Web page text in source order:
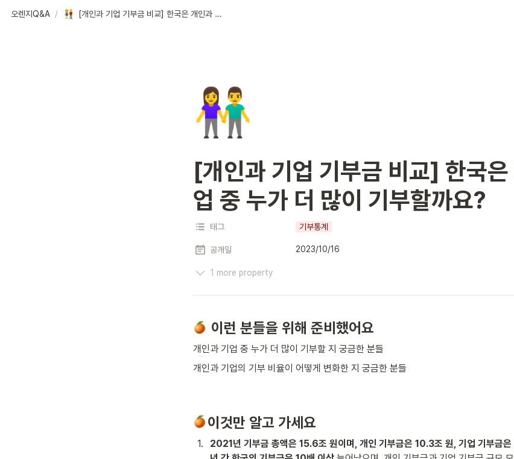
오렌지Q&A / [개인과 기업 기부금 비교] 한국은 개인과 기업 중 누가 더 많이 기부할까요?
👫
[개인과 기업 기부금 비교] 한국은
업 중 누가 더 많이 기부할까요?
태그 기부통계
공개일 2023/10/16
1 more property
이런 분들을 위해 준비했어요
개인과 기업 중 누가 더 많이 기부할 지 궁금한 분들
개인과 기업의 기부 비율이 어떻게 변화한 지 궁금한 분들
이것만 알고 가세요
1. 2021년 기부금 총액은 15.6조 원이며, 개인 기부금은 10.3조 원, 기업 기부금